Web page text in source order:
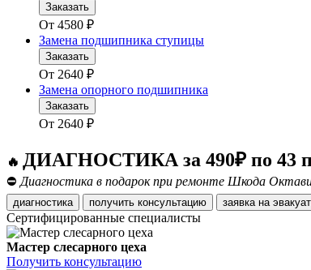
Заказать
От 4580 ₽
Замена подшипника ступицы
Заказать
От 2640 ₽
Замена опорного подшипника
Заказать
От 2640 ₽
🔥 ДИАГНОСТИКА за 490₽ по 43
⛔ Диагностика в подарок при ремонте Шкода
диагностика получить консультацию заявка на
Сертифицированные специалисты
Мастер слесарного цеха
Получить консультацию